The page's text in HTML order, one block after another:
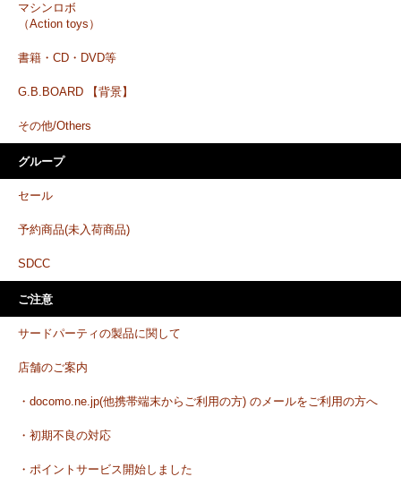
マシンロボ
（Action toys）
書籍・CD・DVD等
G.B.BOARD 【背景】
その他/Others
グループ
セール
予約商品(未入荷商品)
SDCC
ご注意
サードパーティの製品に関して
店舗のご案内
・docomo.ne.jp(他携帯端末からご利用の方) のメールをご利用の方へ
・初期不良の対応
・ポイントサービス開始しました